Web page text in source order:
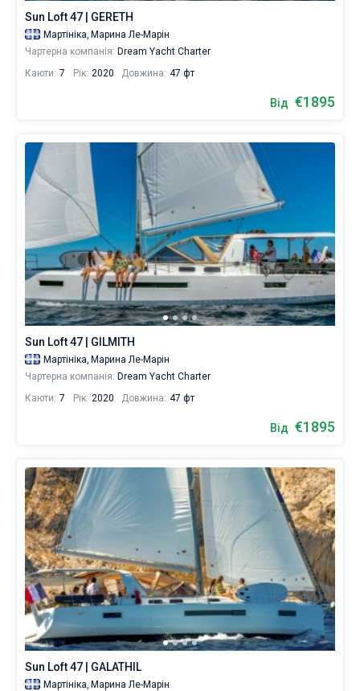
самостійно
поплавати
біля
міста
Ле
даних
бронювання
1891
для
вітрильного
відпочинку
та
подорожі.
Ви
знайти
Поруч
Марина
Ле-
Марін.
Sun Loft 47 | GERETH
Мартініка, Марина Ле-Марін
Чартерна компанія: Dream Yacht Charter
Каюти: 7 Рік: 2020 Довжина: 47 фт
Від €1895
Sun Loft 47 | GILMITH
Мартініка, Марина Ле-Марін
Чартерна компанія: Dream Yacht Charter
Каюти: 7 Рік: 2020 Довжина: 47 фт
Від €1895
Sun Loft 47 | GALATHIL
Мартініка, Марина Ле-Марін
Без шкіпера
Показати результати(76)